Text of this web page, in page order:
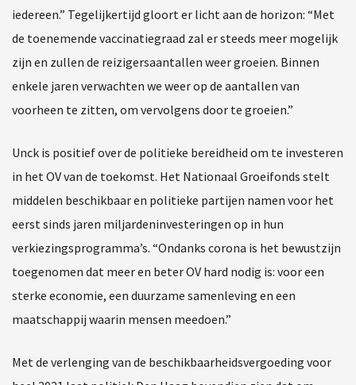
iedereen.” Tegelijkertijd gloort er licht aan de horizon: “Met
de toenemende vaccinatiegraad zal er steeds meer mogelijk
zijn en zullen de reizigersaantallen weer groeien. Binnen
enkele jaren verwachten we weer op de aantallen van
voorheen te zitten, om vervolgens door te groeien.”
Unck is positief over de politieke bereidheid om te investeren
in het OV van de toekomst. Het Nationaal Groeifonds stelt
middelen beschikbaar en politieke partijen namen voor het
eerst sinds jaren miljardeninvesteringen op in hun
verkiezingsprogramma’s. “Ondanks corona is het bewustzijn
toegenomen dat meer en beter OV hard nodig is: voor een
sterke economie, een duurzame samenleving en een
maatschappij waarin mensen meedoen.”
Met de verlenging van de beschikbaarheidsvergoeding voor